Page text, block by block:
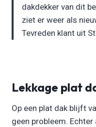
dakdekker van dit
ziet er weer als
Tevreden klant uit
Lekkage plat
Op een plat dak blijft
geen probleem.